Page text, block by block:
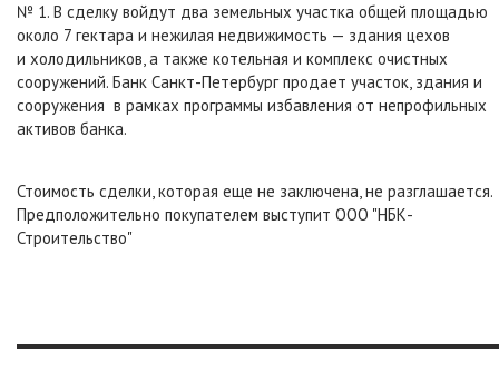
№ 1. В сделку войдут два земельных участка общей площадью
около 7 гектара и нежилая недвижимость — здания цехов
и холодильников, а также котельная и комплекс очистных
сооружений. Банк Санкт-Петербург продает участок, здания и
сооружения в рамках программы избавления от непрофильных
активов банка.
Стоимость сделки, которая еще не заключена, не разглашается.
Предположительно покупателем выступит ООО "НБК-
Строительство"